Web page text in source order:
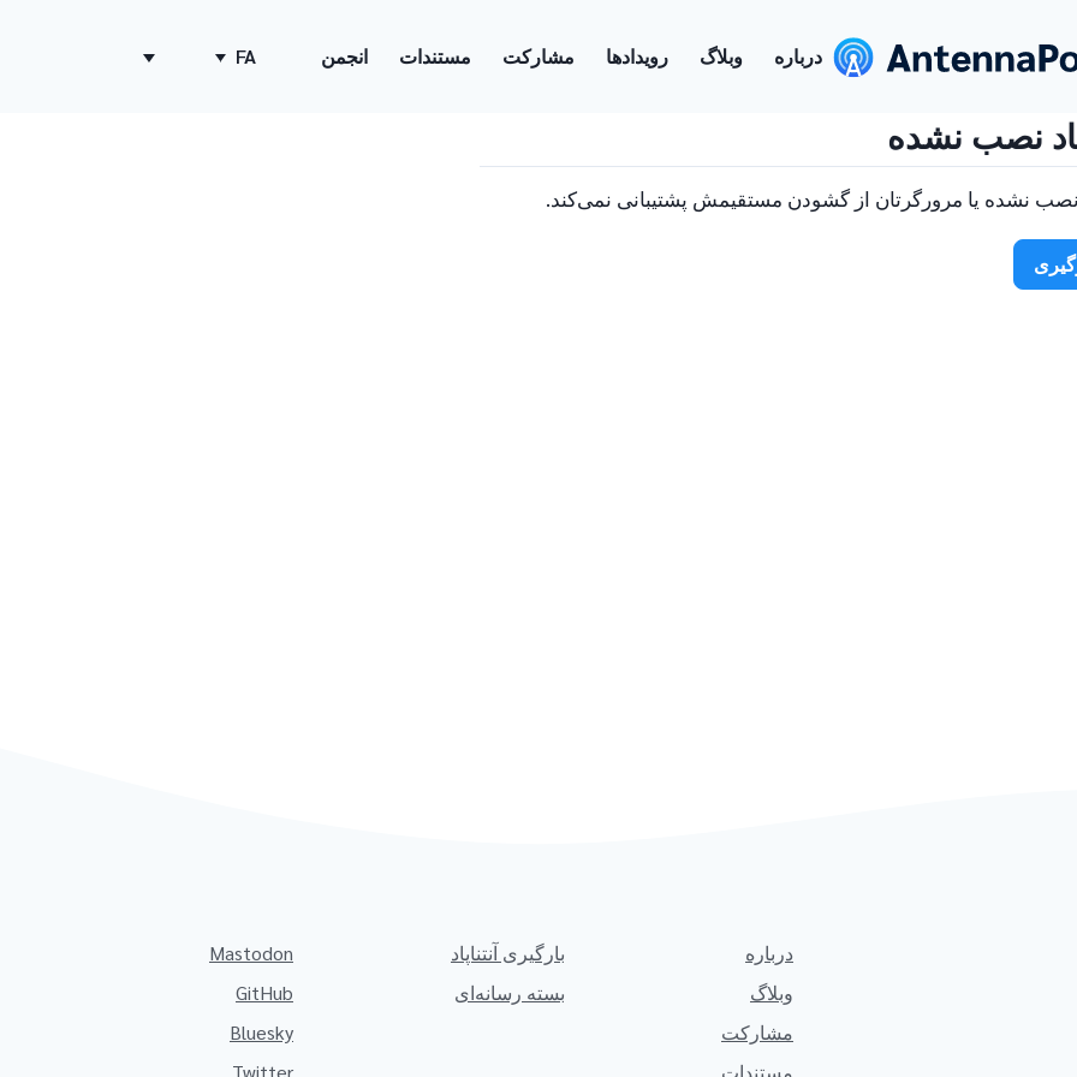
درباره وبلاگ رویدادها مشارکت مستندات انجمن FA
نصب نشده
نصب نشده یا مرورگرتان از گشودن مستقیمش پشتیبانی نمی‌کند.
درباره
وبلاگ
مشارکت
مستندات
بارگیری آنتناپاد
بسته رسانه‌ای
Mastodon
GitHub
Bluesky
Twitter